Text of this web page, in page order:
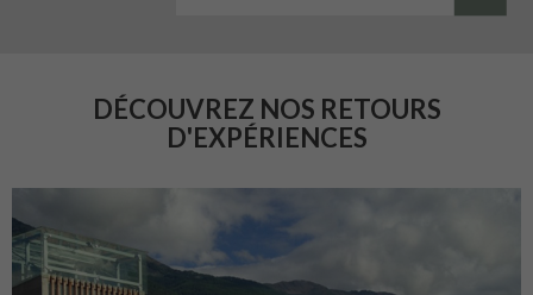
DÉCOUVREZ NOS RETOURS
D'EXPÉRIENCES